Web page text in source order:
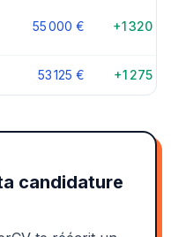
55 000 € +1 320 €
53 125 € +1 275 €
candidature